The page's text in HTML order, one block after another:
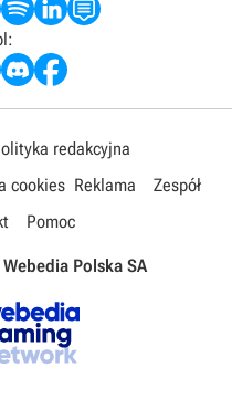
redakcyjna
cookies Reklama
Zespół
Pomoc
Webedia Polska SA